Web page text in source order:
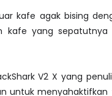
kafe agak bising
kafe yang
V2 X yang
untuk